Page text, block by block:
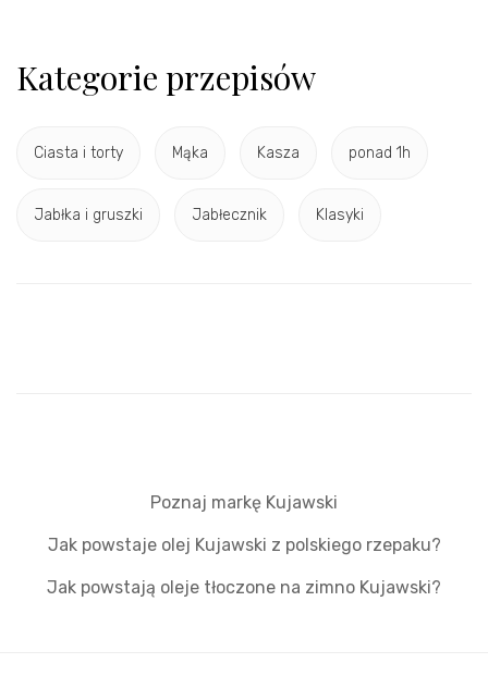
Kategorie przepisów
Ciasta i torty Mąka Kasza ponad 1h
Jabłka i gruszki Jabłecznik Klasyki
Poznaj markę Kujawski
Jak powstaje olej Kujawski z polskiego rzepaku?
Jak powstają oleje tłoczone na zimno Kujawski?